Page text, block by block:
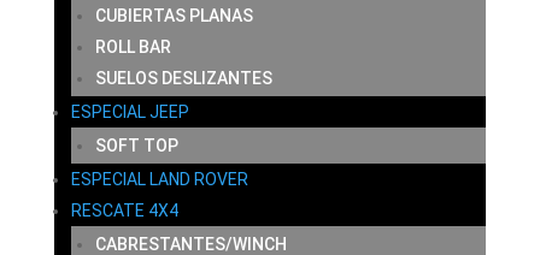
CUBIERTAS PLANAS
ROLL BAR
SUELOS DESLIZANTES
ESPECIAL JEEP
SOFT TOP
ESPECIAL LAND ROVER
RESCATE 4X4
CABRESTANTES/WINCH